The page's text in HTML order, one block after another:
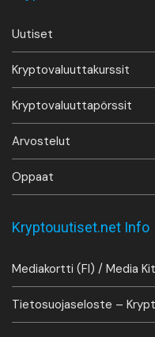
Uutiset
Kryptovaluuttakurssit
Kryptovaluuttapörssit
Arvostelut
Oppaat
Kryptouutiset.net Info
Mediakortti (FI) / Media
Tietosuojaseloste –